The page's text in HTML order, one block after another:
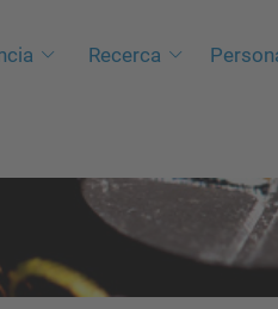
Recerca